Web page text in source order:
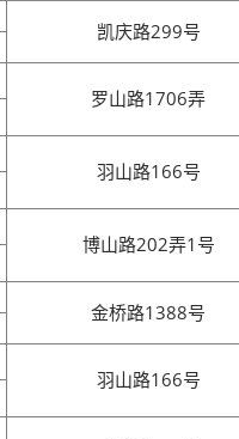
凯庆路299号
罗山路1706弄
羽山路166号
博山路202弄1号
金桥路1388号
羽山路166号